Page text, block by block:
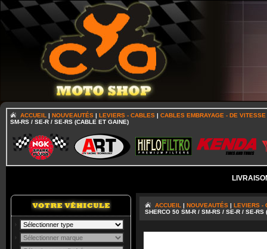
ACCUEIL | NOUVEAUTÉS | LEVIERS - CABLES | CABLES EMBRAYAGE - DE VITESSE
SM-RS / SE-R / SE-RS (CABLE ET GAINE)
ACCUEIL | NOUVEAUTÉS | LEVIERS -
SHERCO 50 SM-R / SM-RS / SE-R / SE-RS